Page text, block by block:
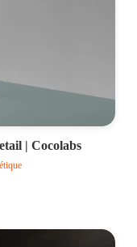
| Cocolabs